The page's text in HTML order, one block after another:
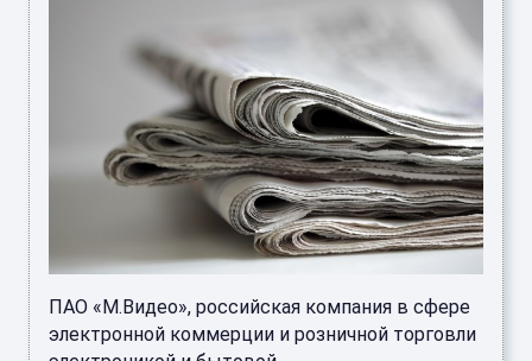
ПАО «М.Видео», российская компания в сфере
электронной коммерции и розничной торговли